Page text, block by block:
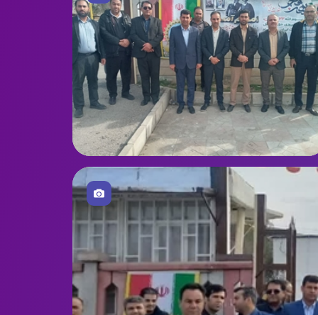
اطلاعیه دسترسی به پایگاه های مقالات::
29 فروردین 1405
اطلاعیه ساعت کاری کتابخانه
06 اسفند 1404
اطلاعیه: نرم افزار پارس آذرخش
03 اسفند 1404
تغییر نرم افزار کتابخانه‌ ای در دانشگاه علوم پزشکی لرستان
28 بهمن 1404
کارگا آموزشی پارس آذر خش
اطلاعیه :برگزاری کارگاه جستجوی منابع کتابخانه در نرم افزار
کتابخانه ای
14 بهمن 1404
اطلاعیه :برگزاری کارگاه اخلاق در پژوهش
22 آذر 1404
اطلاعیه: بازدید دکتر محمودوند معاون آموزشی دانشگاه
علوم پزشکی از کتابخانه دانشکده پرستاری پلدختر